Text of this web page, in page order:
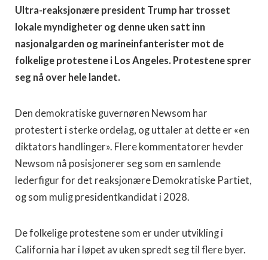
Ultra-reaksjonære president Trump har trosset
lokale myndigheter og denne uken satt inn
nasjonalgarden og marineinfanterister mot de
folkelige protestene i Los Angeles. Protestene sprer
seg nå over hele landet.
Den demokratiske guvernøren Newsom har
protestert i sterke ordelag, og uttaler at dette er «en
diktators handlinger». Flere kommentatorer hevder
Newsom nå posisjonerer seg som en samlende
lederfigur for det reaksjonære Demokratiske Partiet,
og som mulig presidentkandidat i 2028.
De folkelige protestene som er under utvikling i
California har i løpet av uken spredt seg til flere byer.